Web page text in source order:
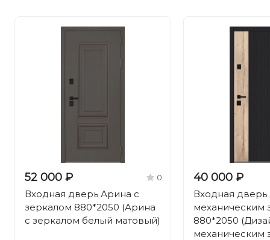
52 000 ₽ 0
Входная дверь Арина с
зеркалом 880*2050 (Арина
с зеркалом белый матовый)
40 000 ₽
Входная дверь
механическим
880*2050
механическим